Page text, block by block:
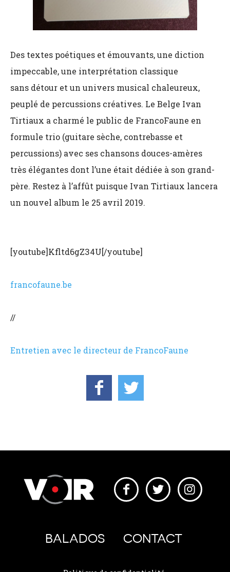
Des textes poétiques et émouvants, une diction
impeccable, une interprétation classique
sans détour et un univers musical chaleureux,
peuplé de percussions créatives. Le Belge Ivan
Tirtiaux a charmé le public de FrancoFaune en
formule trio (guitare sèche, contrebasse et
percussions) avec ses chansons douces-amères
très élégantes dont l’une était dédiée à son grand-
père. Restez à l’affût puisque Ivan Tirtiaux lancera
un nouvel album le 25 avril 2019.
[youtube]Kfltd6gZ34U[/youtube]
francofaune.be
//
Entretien avec le directeur de FrancoFaune
BALADOS CONTACT